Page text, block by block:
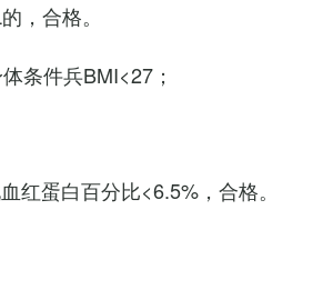
，合格。
条件兵BMI<27；
红蛋白百分比<6.5%，合格。